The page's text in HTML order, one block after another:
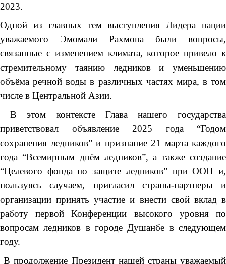
2023.
Одной из главных тем выступления Лидера нации
уважаемого Эмомали Рахмона были вопросы,
связанные с изменением климата, которое привело к
стремительному таянию ледников и уменьшению
объёма речной воды в различных частях мира, в том
числе в Центральной Азии.
В этом контексте Глава нашего государства
приветствовал объявление 2025 года “Годом
сохранения ледников” и признание 21 марта каждого
года “Всемирным днём ледников”, а также создание
“Целевого фонда по защите ледников” при ООН и,
пользуясь случаем, пригласил страны-партнеры и
организации принять участие и внести свой вклад в
работу первой Конференции высокого уровня по
вопросам ледников в городе Душанбе в следующем
году.
В продолжение Президент нашей страны уважаемый